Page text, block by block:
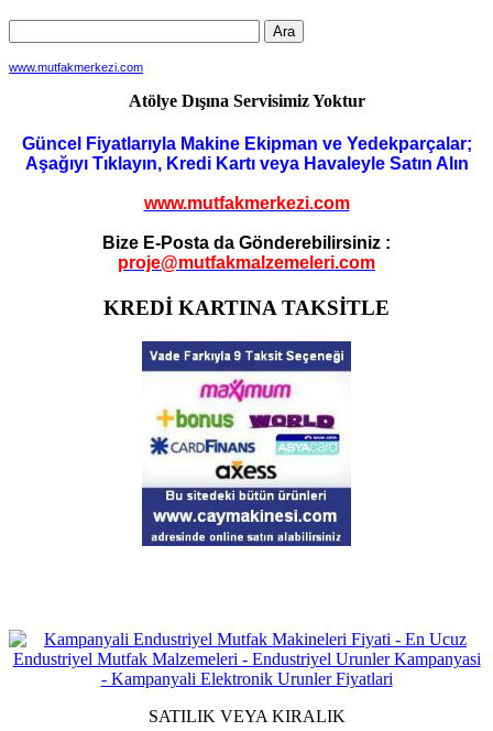
www.mutfakmerkezi.com
Atölye Dışına Servisimiz Yoktur
Güncel Fiyatlarıyla Makine Ekipman ve Yedekparçalar;
Aşağıyı Tıklayın, Kredi Kartı veya Havaleyle Satın Alın
www.mutfakmerkezi.com
Bize E-Posta da Gönderebilirsiniz :
proje@mutfakmalzemeleri.com
KREDİ KARTINA TAKSİTLE
SATILIK VEYA KIRALIK